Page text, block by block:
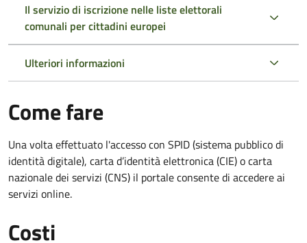
Il servizio di iscrizione nelle liste elettorali
comunali per cittadini europei
Ulteriori informazioni
Come fare
Una volta effettuato l'accesso con SPID (sistema pubblico di
identità digitale), carta d’identità elettronica (CIE) o carta
nazionale dei servizi (CNS) il portale consente di accedere ai
servizi online.
Costi